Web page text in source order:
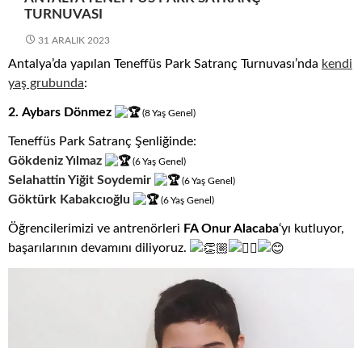
TURNUVASI
31 ARALIK 2023
Antalya’da yapılan Teneffüs Park Satranç Turnuvası’nda kendi
yaş grubunda:
2. Aybars Dönmez (8Yaş Genel)
Teneffüs Park Satranç Şenliğinde:
Gökdeniz Yılmaz
(6Yaş Genel)
Selahattin Yiğit Soydemir (6Yaş Genel)
Göktürk Kabakcıoğlu (6Yaş Genel)
Öğrencilerimizi ve antrenörleri FA Onur Alacaba‘yı kutluyor,
başarılarının devamını diliyoruz.